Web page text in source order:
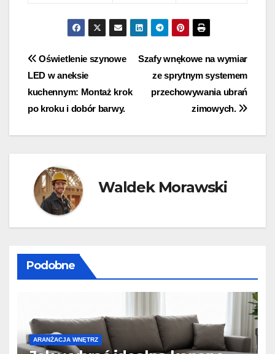
Nawigacja
wpisu
Szafy wnękowe na wymiar
ze sprytnym systemem
przechowywania ubrań
zimowych.
Oświetlenie szynowe
LED w aneksie
kuchennym: Montaż krok
po kroku i dobór barwy.
Waldek Morawski
Podobne
ARANŻACJA WNĘTRZ